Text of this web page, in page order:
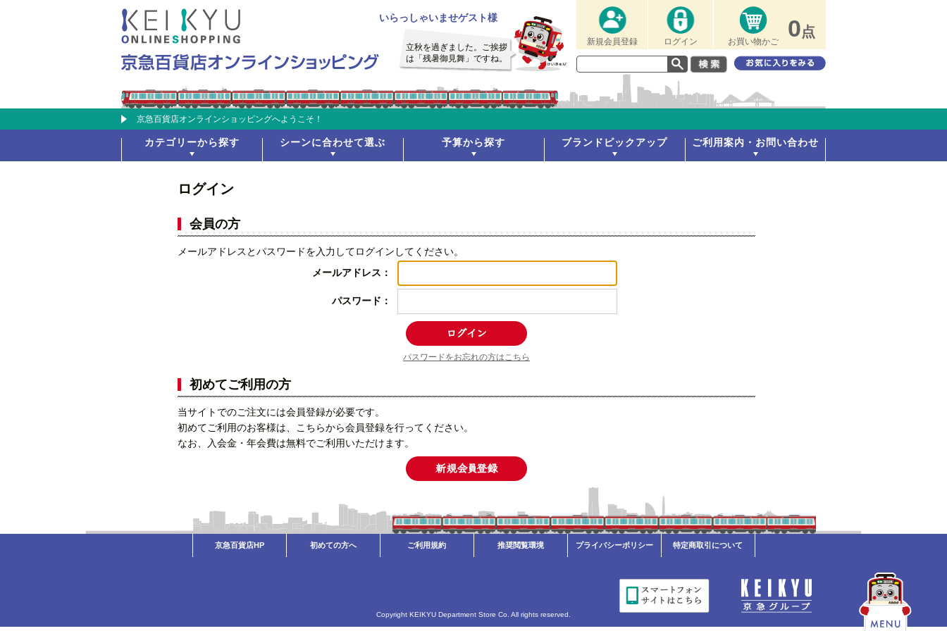
いらっしゃいませゲスト様
立秋を過ぎました。ご挨拶
は「残暑御見舞」ですね。
新規会員登録 ログイン お買い物かご 0点
京急百貨店オンラインショッピングへようこそ！
カテゴリーから探す シーンに合わせて選ぶ 予算から探す ブランドピックアップ ご利用案内・お問い合わせ
ログイン
会員の方
メールアドレスとパスワードを入力してログインしてください。
メールアドレス：
パスワード：
パスワードをお忘れの方はこちら
初めてご利用の方
当サイトでのご注文には会員登録が必要です。
初めてご利用のお客様は、こちらから会員登録を行ってください。
なお、入会金・年会費は無料でご利用いただけます。
京急百貨店HP 初めての方へ ご利用規約 推奨閲覧環境 プライバシーポリシー 特定商取引について
Copyright KEIKYU Department Store Co. All rights reserved.